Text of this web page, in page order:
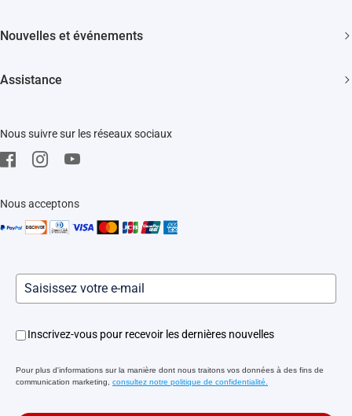
Trust Center
EZVIZ CSR
Mentions Légale
Nouvelles et événements
Assistance
Télécharger
SAV
Nous suivre sur les réseaux sociaux
Nous acceptons
Inscrivez-vous pour recevoir les dernières nouvelles
Pour plus d'informations sur la manière dont nous traitons vos données à des fins de
communication marketing, consultez notre politique de confidentialité.